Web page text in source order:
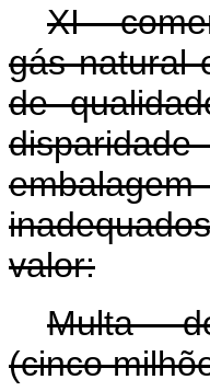
XI -
gás natural
de
valor:
Multa -
(cinco